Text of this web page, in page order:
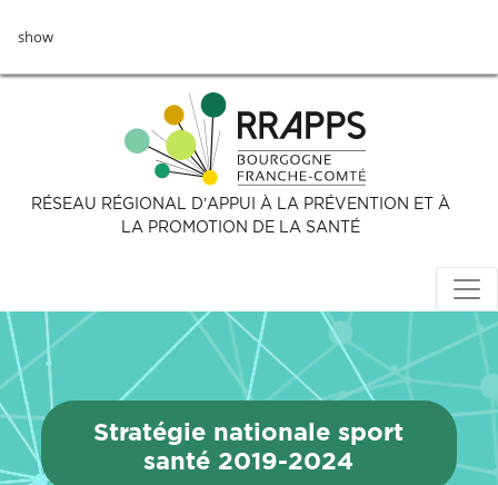
aushow
RÉSEAU RÉGIONAL D’APPUI À LA PRÉVENTION ET À
LA PROMOTION DE LA SANTÉ
Stratégie nationale sport
santé 2019-2024